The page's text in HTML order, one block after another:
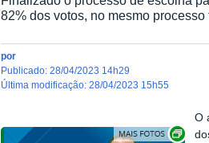
82% dos votos, no mesmo
por
publicado: 28/04/2023 14h29
última modificação: 28/04/2023 15h55
O